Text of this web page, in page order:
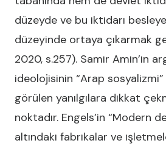
düzeyde ve bu iktidarı
düzeyinde ortaya çıkarmak
2020, s.257). Samir Amin’in
ideolojisinin “Arap
görülen yanılgılara dikkat
noktadır. Engels’in “Modern
altındaki fabrikalar ve